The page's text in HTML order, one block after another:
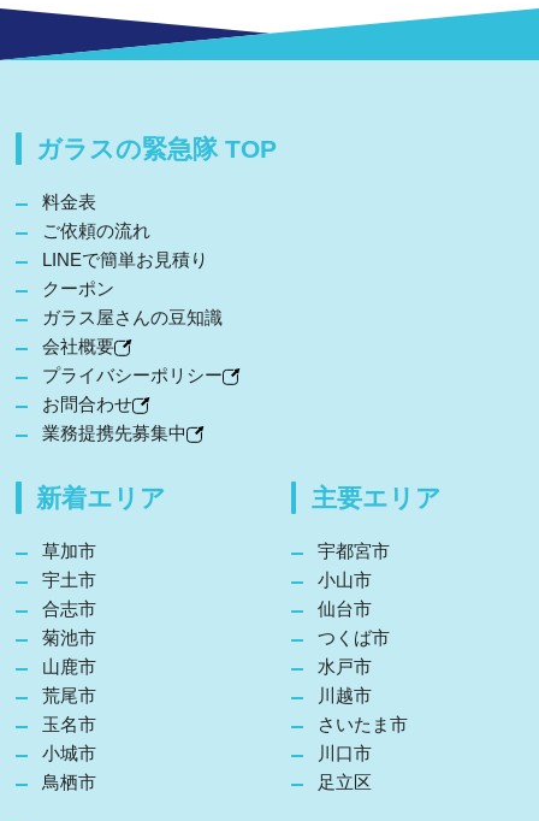
ガラスの緊急隊 TOP
料金表
ご依頼の流れ
LINEで簡単お見積り
クーポン
ガラス屋さんの豆知識
会社概要
プライバシーポリシー
お問合わせ
業務提携先募集中
新着エリア
草加市
宇土市
合志市
菊池市
山鹿市
荒尾市
玉名市
小城市
鳥栖市
主要エリア
宇都宮市
小山市
仙台市
つくば市
水戸市
川越市
さいたま市
川口市
足立区